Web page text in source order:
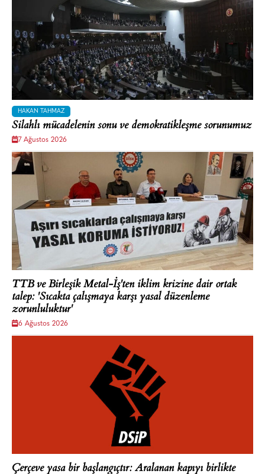
HAKAN TAHMAZ
Silahlı mücadelenin sonu ve demokratikleşme sorunumuz
7 Ağustos 2026
TTB ve Birleşik Metal-İş'ten iklim krizine dair ortak
talep: 'Sıcakta çalışmaya karşı yasal düzenleme
zorunluluktur'
6 Ağustos 2026
Çerçeve yasa bir başlangıçtır: Aralanan kapıyı birlikte